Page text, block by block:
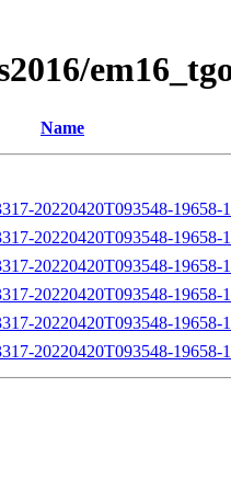
Name
20220420T093548-
20220420T093548-19658-
20220420T093548-19658-
20220420T093548-19658-
20220420T093548-19658-
20220420T093548-19658-